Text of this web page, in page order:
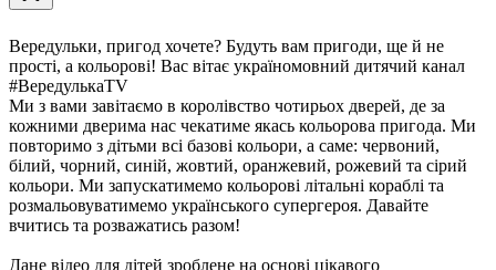
Вередульки, пригод хочете? Будуть вам пригоди, ще й не
прості, а кольорові! Вас вітає україномовний дитячий канал
#ВередулькаTV
Ми з вами завітаємо в королівство чотирьох дверей, де за
кожними дверима нас чекатиме якась кольорова пригода. Ми
повторимо з дітьми всі базові кольори, а саме: червоний,
білий, чорний, синій, жовтий, оранжевий, рожевий та сірий
кольори. Ми запускатимемо кольорові літальні кораблі та
розмальовуватимемо українського супергероя. Давайте
вчитись та розважатись разом!
Дане відео для дітей зроблене на основі цікавого